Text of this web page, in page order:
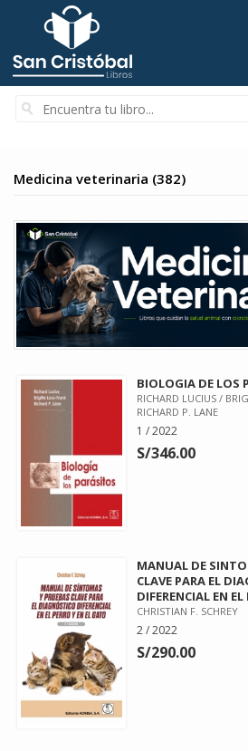
Medicina veterinaria (382)
BIOLOGIA DE LOS
RICHARD LUCIUS /
RICHARD P. LANE
1 / 2022
S/346.00
MANUAL DE
CLAVE PARA EL
DIFERENCIAL EN
CHRISTIAN F. SCHREY
2 / 2022
S/290.00